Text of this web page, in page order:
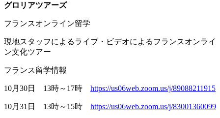
グロリアツアーズ
フランスオンライン留学
現地スタッフによるライブ・ビデオによるフランスオンライ
ン文化ツアー
フランス留学情報
10月 30日 13時～ 17時 https://us06web.zoom.us/j/89088211915
10月 31 日 13時～ 15時 https://us06web.zoom.us/j/83001360099